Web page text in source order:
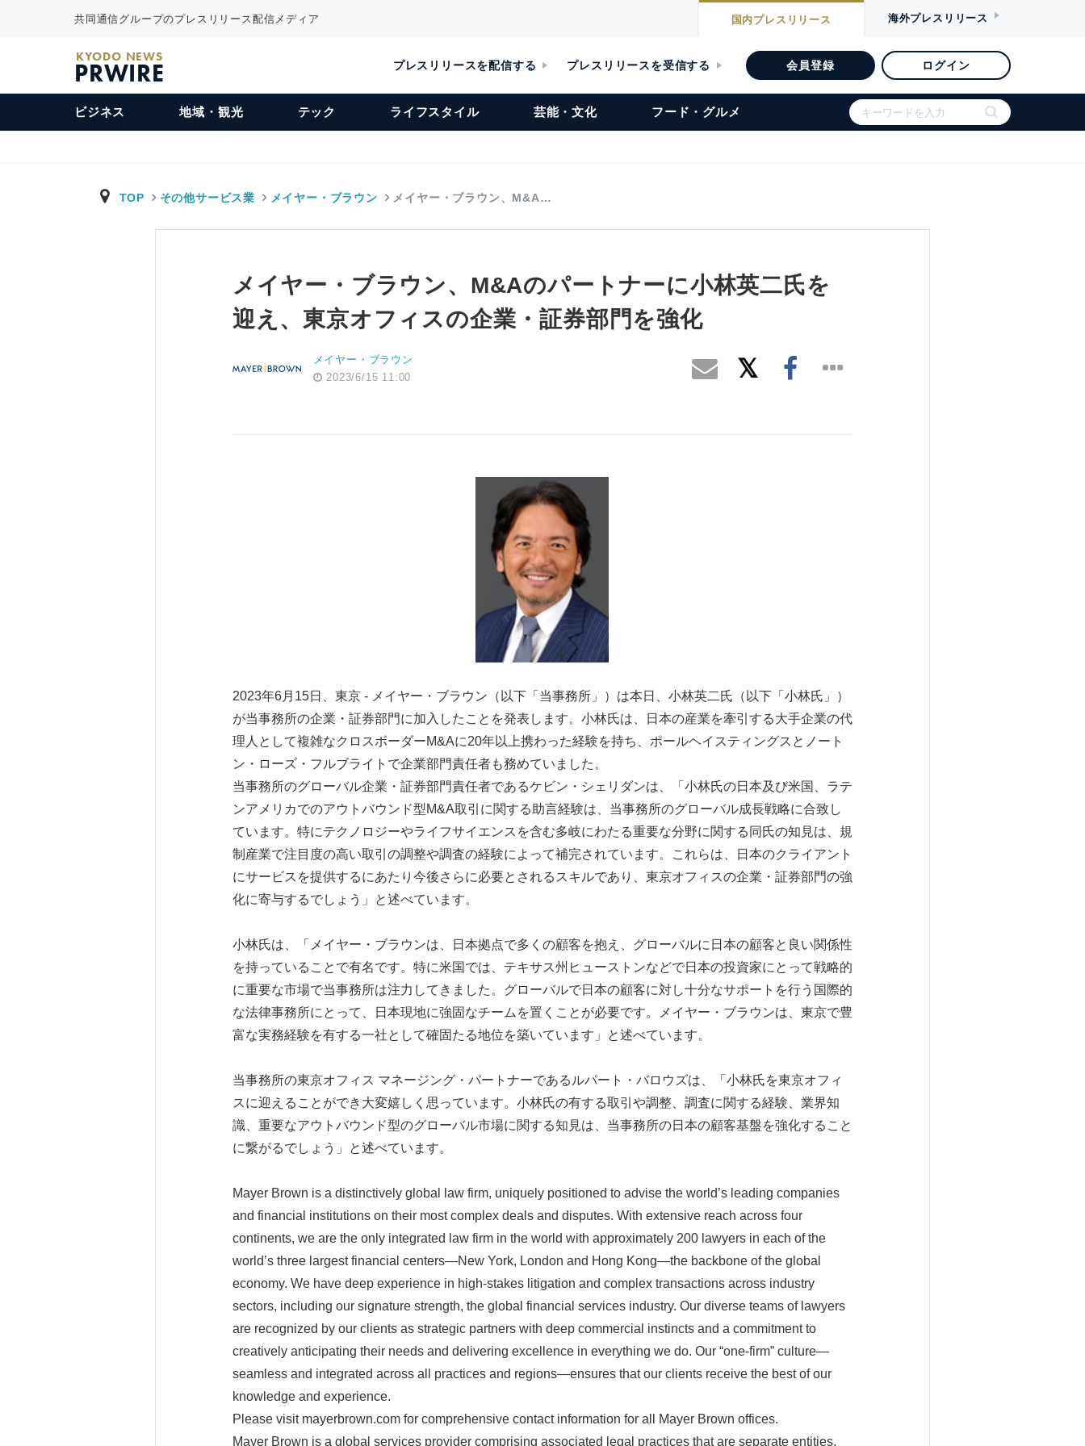
共同通信グループのプレスリリース配信メディア 国内プレスリリース 海外プレスリリース
KYODO NEWS
PRWIRE プレスリリースを配信する プレスリリースを受信する 会員登録 ログイン
ビジネス 地域・観光 テック ライフスタイル 芸能・文化 フード・グルメ
TOP その他サービス業 メイヤー・ブラウン メイヤー・ブラウン、M&A…
メイヤー・ブラウン、M&Aのパートナーに小林英二氏を
迎え、東京オフィスの企業・証券部門を強化
メイヤー・ブラウン
2023/6/15 11:00
2023年6月15日、東京 - メイヤー・ブラウン（以下「当事務所」）は本日、小林英二氏（以下「小林氏」）
が当事務所の企業・証券部門に加入したことを発表します。小林氏は、日本の産業を牽引する大手企業の代
理人として複雑なクロスボーダーM&Aに20年以上携わった経験を持ち、ポールヘイスティングスとノート
ン・ローズ・フルブライトで企業部門責任者も務めていました。
当事務所のグローバル企業・証券部門責任者であるケビン・シェリダンは、「小林氏の日本及び米国、ラテ
ンアメリカでのアウトバウンド型M&A取引に関する助言経験は、当事務所のグローバル成長戦略に合致し
ています。特にテクノロジーやライフサイエンスを含む多岐にわたる重要な分野に関する同氏の知見は、規
制産業で注目度の高い取引の調整や調査の経験によって補完されています。これらは、日本のクライアント
にサービスを提供するにあたり今後さらに必要とされるスキルであり、東京オフィスの企業・証券部門の強
化に寄与するでしょう」と述べています。
小林氏は、「メイヤー・ブラウンは、日本拠点で多くの顧客を抱え、グローバルに日本の顧客と良い関係性
を持っていることで有名です。特に米国では、テキサス州ヒューストンなどで日本の投資家にとって戦略的
に重要な市場で当事務所は注力してきました。グローバルで日本の顧客に対し十分なサポートを行う国際的
な法律事務所にとって、日本現地に強固なチームを置くことが必要です。メイヤー・ブラウンは、東京で豊
富な実務経験を有する一社として確固たる地位を築いています」と述べています。
当事務所の東京オフィス マネージング・パートナーであるルパート・バロウズは、「小林氏を東京オフィ
スに迎えることができ大変嬉しく思っています。小林氏の有する取引や調整、調査に関する経験、業界知
識、重要なアウトバウンド型のグローバル市場に関する知見は、当事務所の日本の顧客基盤を強化すること
に繋がるでしょう」と述べています。
Mayer Brown is a distinctively global law firm, uniquely positioned to advise the world’s leading companies
and financial institutions on their most complex deals and disputes. With extensive reach across four
continents, we are the only integrated law firm in the world with approximately 200 lawyers in each of the
world’s three largest financial centers—New York, London and Hong Kong—the backbone of the global
economy. We have deep experience in high-stakes litigation and complex transactions across industry
sectors, including our signature strength, the global financial services industry. Our diverse teams of lawyers
are recognized by our clients as strategic partners with deep commercial instincts and a commitment to
creatively anticipating their needs and delivering excellence in everything we do. Our “one-firm” culture—
seamless and integrated across all practices and regions—ensures that our clients receive the best of our
knowledge and experience.
Please visit mayerbrown.com for comprehensive contact information for all Mayer Brown offices.
Mayer Brown is a global services provider comprising associated legal practices that are separate entities,